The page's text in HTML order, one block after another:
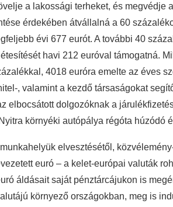
a lakossági terheket, és megvédje
érdekében átvállalná a 60
évi 677 eurót. A további 40
havi 212 euróval támogatná.
4018 euróra emelte az éves
, valamint a kezdő társaságokat
elbocsátott dolgozóknak a
környéki autópálya régóta húzódó
elvesztésétől,
euró – a kelet-európai valuták
áldásait saját pénztárcájukon is
környező országokban, meg is